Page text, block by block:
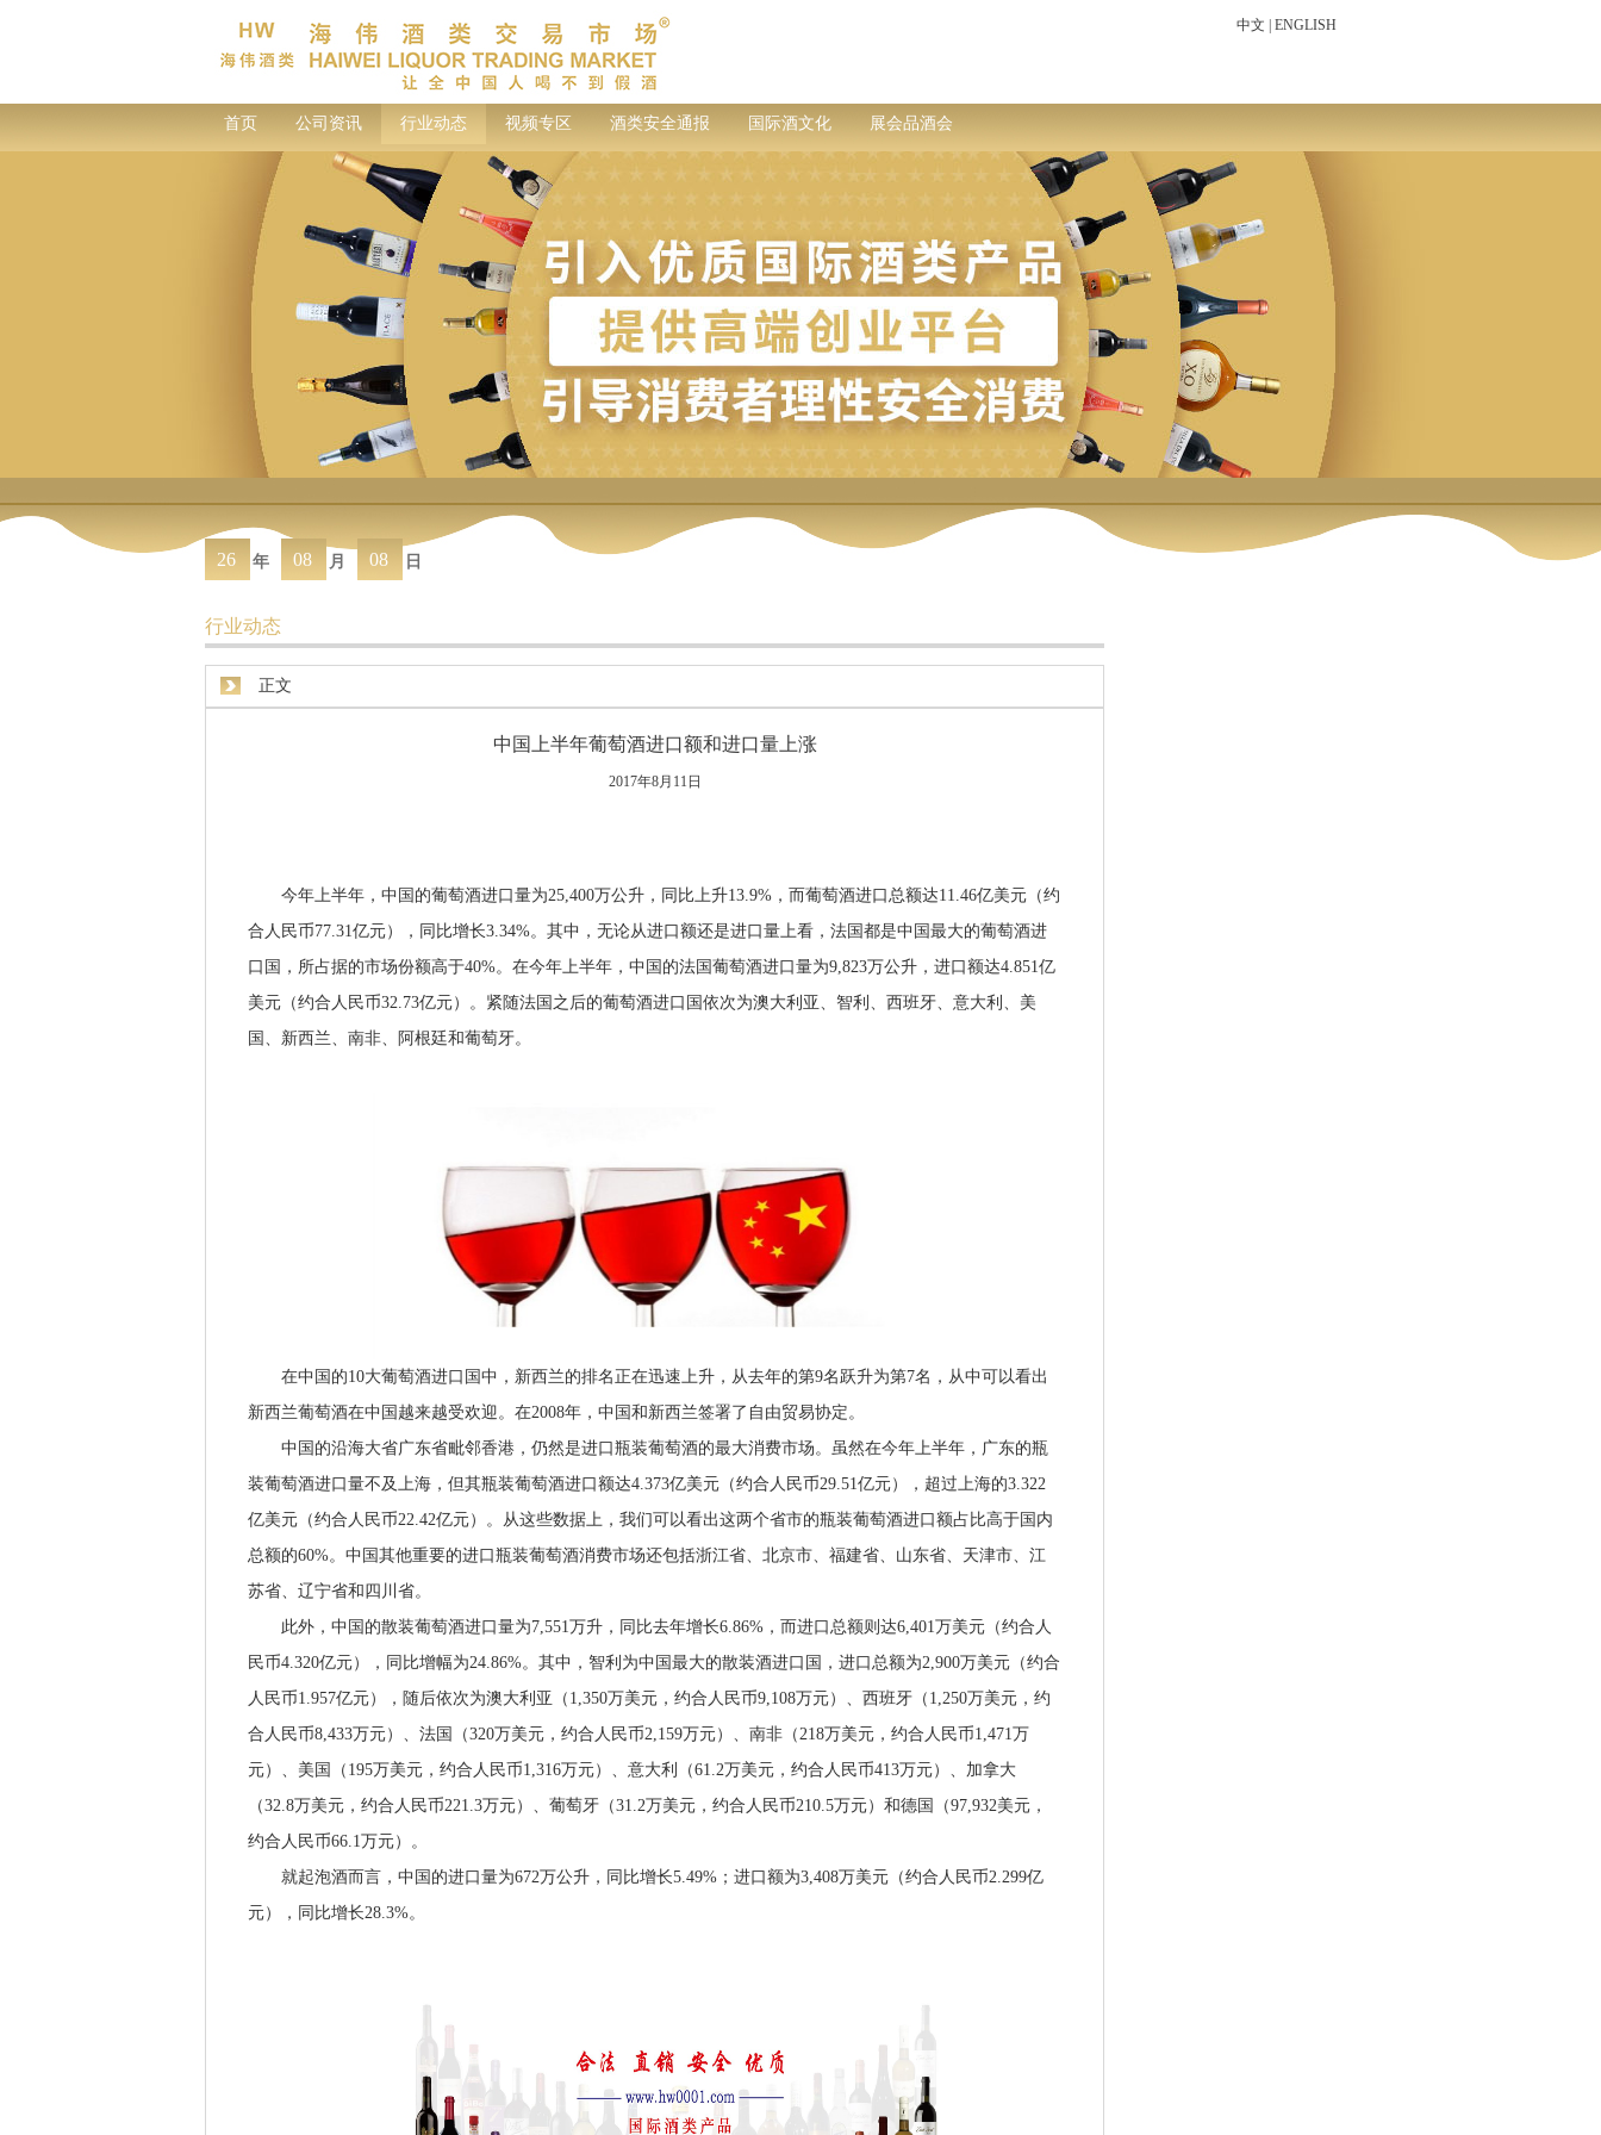
中文 ENGLISH
首页 公司资讯 行业动态 视频专区 酒类安全通报 国际酒文化 展会品酒会
26 年 08 月 08 日
行业动态
正文
中国上半年葡萄酒进口额和进口量上涨
2017年8月11日
今年上半年，中国的葡萄酒进口量为25,400万公升，同比上升13.9%，而葡萄酒进口总额达11.46亿美元（约
合人民币77.31亿元），同比增长3.34%。其中，无论从进口额还是进口量上看，法国都是中国最大的葡萄酒进
口国，所占据的市场份额高于40%。在今年上半年，中国的法国葡萄酒进口量为9,823万公升，进口额达4.851亿
美元（约合人民币32.73亿元）。紧随法国之后的葡萄酒进口国依次为澳大利亚、智利、西班牙、意大利、美
国、新西兰、南非、阿根廷和葡萄牙。
在中国的10大葡萄酒进口国中，新西兰的排名正在迅速上升，从去年的第9名跃升为第7名，从中可以看出
新西兰葡萄酒在中国越来越受欢迎。在2008年，中国和新西兰签署了自由贸易协定。
中国的沿海大省广东省毗邻香港，仍然是进口瓶装葡萄酒的最大消费市场。虽然在今年上半年，广东的瓶
装葡萄酒进口量不及上海，但其瓶装葡萄酒进口额达4.373亿美元（约合人民币29.51亿元），超过上海的3.322
亿美元（约合人民币22.42亿元）。从这些数据上，我们可以看出这两个省市的瓶装葡萄酒进口额占比高于国内
总额的60%。中国其他重要的进口瓶装葡萄酒消费市场还包括浙江省、北京市、福建省、山东省、天津市、江
苏省、辽宁省和四川省。
此外，中国的散装葡萄酒进口量为7,551万升，同比去年增长6.86%，而进口总额则达6,401万美元（约合人
民币4.320亿元），同比增幅为24.86%。其中，智利为中国最大的散装酒进口国，进口总额为2,900万美元（约合
人民币1.957亿元），随后依次为澳大利亚（1,350万美元，约合人民币9,108万元）、西班牙（1,250万美元，约
合人民币8,433万元）、法国（320万美元，约合人民币2,159万元）、南非（218万美元，约合人民币1,471万
元）、美国（195万美元，约合人民币1,316万元）、意大利（61.2万美元，约合人民币413万元）、加拿大
（32.8万美元，约合人民币221.3万元）、葡萄牙（31.2万美元，约合人民币210.5万元）和德国（97,932美元，
约合人民币66.1万元）。
就起泡酒而言，中国的进口量为672万公升，同比增长5.49%；进口额为3,408万美元（约合人民币2.299亿
元），同比增长28.3%。